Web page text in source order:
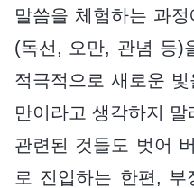
말씀을 체험하는 과
(독선, 오만, 관념 등)
적극적으로 새로운
만이라고 생각하지
관련된 것들도 벗어
로 진입하는 한편, 부